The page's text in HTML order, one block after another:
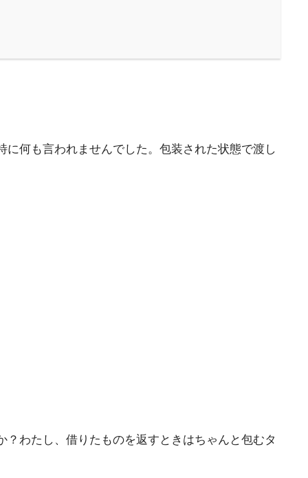
何も言われませんでした。包装された状態で渡し
わたし、借りたものを返すときはちゃんと包むタ